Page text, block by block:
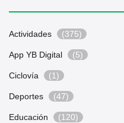
Actividades (375)
App YB Digital (5)
Ciclovía (1)
Deportes (47)
Educación (120)